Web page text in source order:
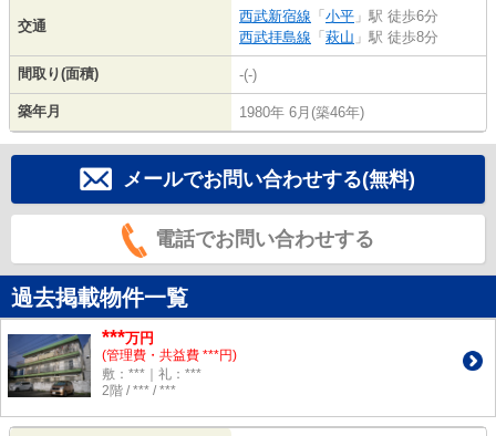
交通
西武新宿線 「 小平 」駅 徒歩6分
西武拝島線 「 萩山 」駅 徒歩8分
間取り(面積) -(-)
築年月 1980年 6月(築46年)
メールでお問い合わせする(無料)
電話でお問い合わせする
過去掲載物件一覧
***万円
(管理費・共益費 ***円)
敷：***｜礼：***
2階 / *** / ***